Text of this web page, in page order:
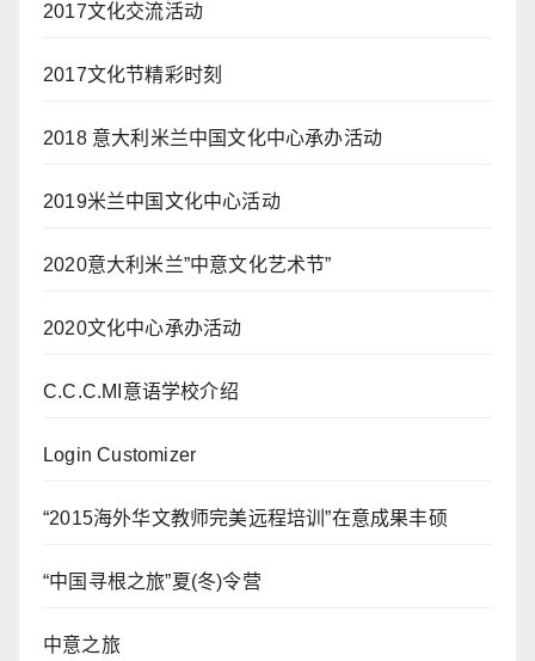
2017文化交流活动
2017文化节精彩时刻
2018 意大利米兰中国文化中心承办活动
2019米兰中国文化中心活动
2020意大利米兰”中意文化艺术节”
2020文化中心承办活动
C.C.C.MI意语学校介绍
Login Customizer
“2015海外华文教师完美远程培训”在意成果丰硕
“中国寻根之旅”夏(冬)令营
中意之旅